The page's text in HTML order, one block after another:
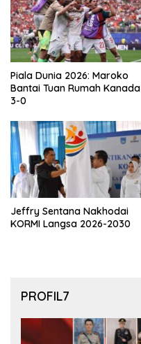
Piala Dunia 2026: Maroko
Bantai Tuan Rumah Kanada
3-0
Jeffry Sentana Nakhodai
KORMI Langsa 2026-2030
PROFIL7